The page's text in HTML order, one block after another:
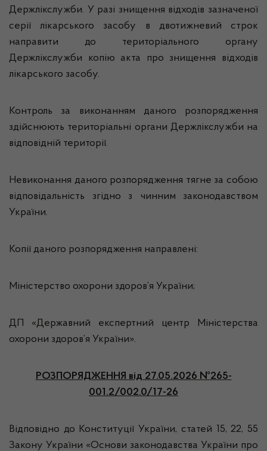
Держлікслужби. У разі знищення відходів зазначеної
серії лікарського засобу в двотижневий строк
направити до територіального органу
Держлікслужби копію акта про знищення відходів
лікарського засобу.
Контроль за виконанням даного розпорядження
здійснюють територіальні органи Держлікслужби на
відповідній території.
Невиконання даного розпорядження тягне за собою
відповідальність згідно з чинним законодавством
України.
Копії даного розпорядження направлені:
Міністерство охорони здоров’я України;
ДП «Державний експертний центр Міністерства
охорони здоров’я України».
РОЗПОРЯДЖЕННЯ від 27.05.2026 №265-
001.2/002.0/17-26
Відповідно до Конституції України, статей 15, 22, 55
Закону України «Основи законодавства України про